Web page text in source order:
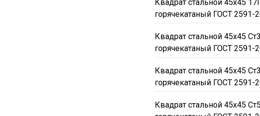
Квадрат стальной 45х45
горячекатаный ГОСТ 2591-
Квадрат стальной 45х45
горячекатаный ГОСТ 2591-
Квадрат стальной 45х45
горячекатаный ГОСТ 2591-
Квадрат стальной 45х45